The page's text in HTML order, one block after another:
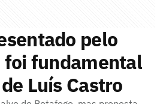
pelo
fundamental
Luís Castro